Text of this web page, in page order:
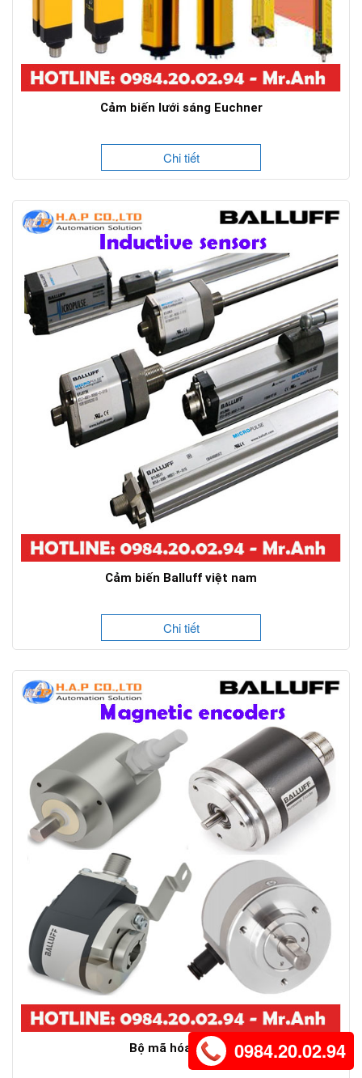
Cảm biến lưới sáng Euchner
Chi tiết
Cảm biến Balluff việt nam
Chi tiết
Bộ mã hóa Balluff 0984.20.02.94